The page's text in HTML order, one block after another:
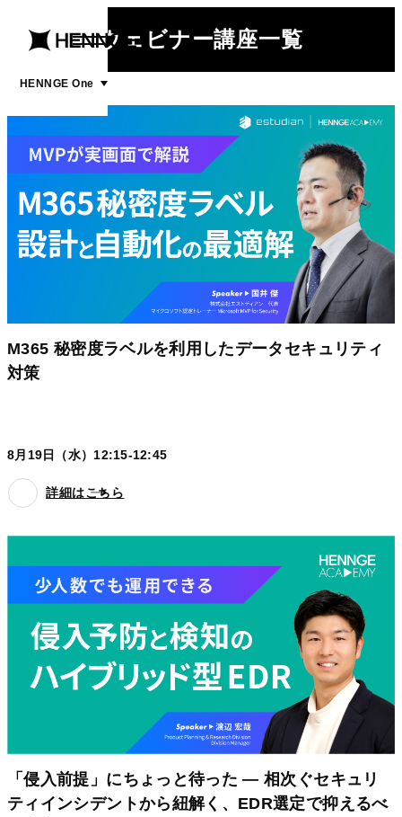
menu
open
HENNGE Onemenu
ウェビナー講座一覧
M365 秘密度ラベルを利用したデータセキュリティ
対策
8月19日（水）12:15-12:45
詳細はこちら
「侵入前提」にちょっと待った ― 相次ぐセキュリ
ティインシデントから紐解く、EDR選定で抑えるべ